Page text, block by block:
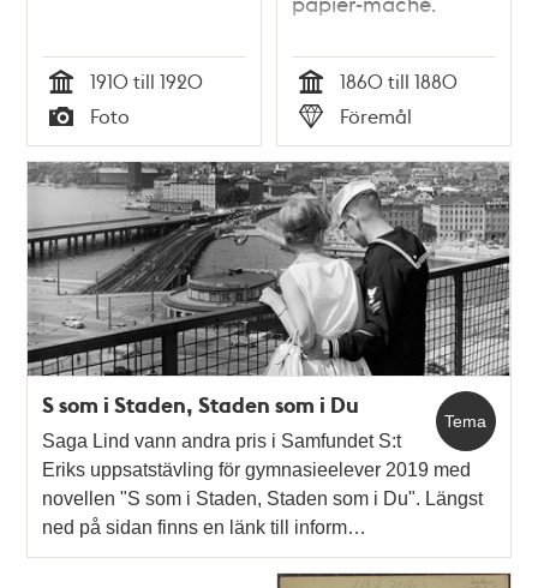
Tid
1910 till 1920
Typ
Foto Tid
1860 till 1880
Typ
Föremål
Tema
S som i Staden, Staden som i Du
Saga Lind vann andra pris i Samfundet S:t
Eriks uppsatstävling för gymnasieelever 2019 med
novellen "S som i Staden, Staden som i Du". Längst
ned på sidan finns en länk till inform…